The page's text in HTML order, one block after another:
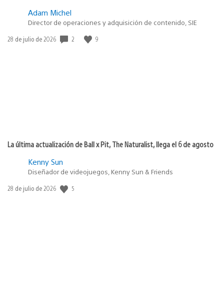
Adam Michel
Director de operaciones y adquisición de contenido, SIE
Fecha
28 de julio de 2026 2 9
La última actualización de Ball x Pit, The Naturalist, llega el 6 de agosto
Kenny Sun
Diseñador de videojuegos, Kenny Sun & Friends
Fecha
28 de julio de 2026 5